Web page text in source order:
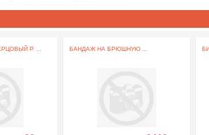
Р. ... БАНДАЖ НА БРЮШНУЮ ...